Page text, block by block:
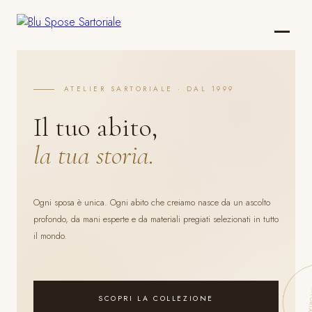
ATELIER SARTORIALE · DAL 1999
Il tuo abito,
la tua storia.
Ogni sposa è unica. Ogni abito che creiamo nasce da un ascolto
profondo, da mani esperte e da materiali pregiati selezionati in tutto
il mondo.
SCOPRI LA COLLEZIONE